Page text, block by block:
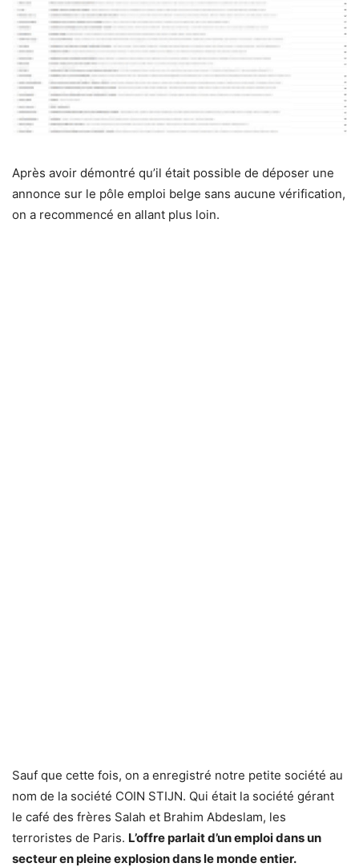
Après avoir démontré qu’il était possible de déposer une
annonce sur le pôle emploi belge sans aucune vérification,
on a recommencé en allant plus loin.
Sauf que cette fois, on a enregistré notre petite société au
nom de la société COIN STIJN. Qui était la société gérant
le café des frères Salah et Brahim Abdeslam, les
terroristes de Paris. L’offre parlait d’un emploi dans un
secteur en pleine explosion dans le monde entier.